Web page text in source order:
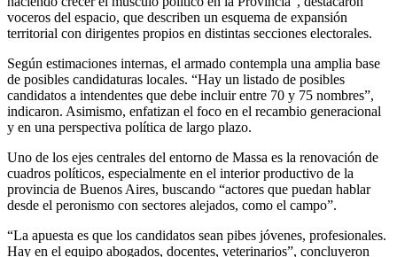
voceros del espacio, que describen un esquema de expansión
territorial con dirigentes propios en distintas secciones electorales.
Según estimaciones internas, el armado contempla una amplia base
de posibles candidaturas locales. “Hay un listado de posibles
candidatos a intendentes que debe incluir entre 70 y 75 nombres”,
indicaron. Asimismo, enfatizan el foco en el recambio generacional
y en una perspectiva política de largo plazo.
Uno de los ejes centrales del entorno de Massa es la renovación de
cuadros políticos, especialmente en el interior productivo de la
provincia de Buenos Aires, buscando “actores que puedan hablar
desde el peronismo con sectores alejados, como el campo”.
“La apuesta es que los candidatos sean pibes jóvenes, profesionales.
Hay en el equipo abogados, docentes, veterinarios”, concluyeron